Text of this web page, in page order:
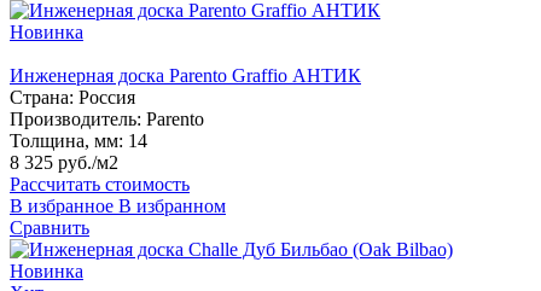
Новинка
Инженерная доска Parento Graffio АНТИК
Страна: Россия
Производитель: Parento
Толщина, мм: 14
8 325 руб./м2
Рассчитать стоимость
В избранное В избранном
Сравнить
Новинка